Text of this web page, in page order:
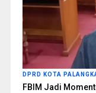
DPRD KOTA
FBIM Jadi